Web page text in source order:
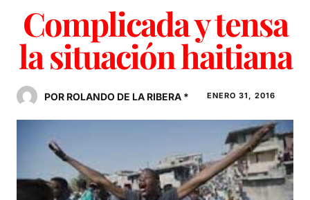
Complicada y tensa
la situación haitiana
POR ROLANDO DE LA RIBERA * ENERO 31, 2016